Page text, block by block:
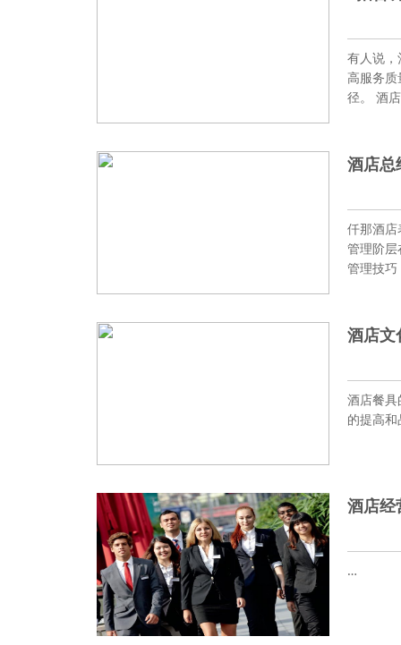
有人说
高服务
径。 酒
酒店总
仟那酒
管理阶
管理技
酒店文
酒店餐
的提高
酒店经
…